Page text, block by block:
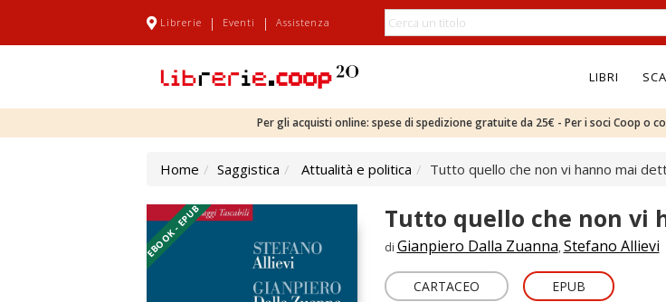
Librerie | Eventi | Assistenza
LIBRI
Per gli acquisti online: spese di spedizione gratuite da 25€ - Per i soci Coop o
Home Saggistica Attualità e politica Tutto quello che non vi hanno mai
EBOOK - EPUB Tutto quello che non vi
di Gianpiero Dalla Zuanna, Stefano Allievi
CARTACEO EPUB